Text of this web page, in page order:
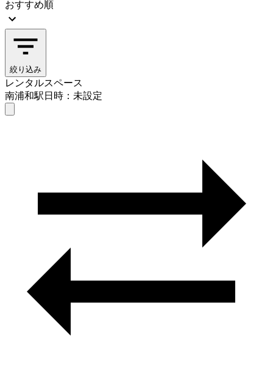
おすすめ順
絞り込み
レンタルスペース
南浦和駅日時：未設定